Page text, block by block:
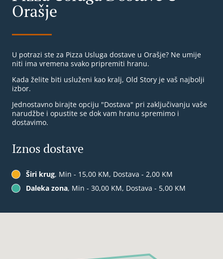
Orašje
U potrazi ste za Pizza Usluga dostave u Orašje? Ne umije
niti ima vremena svako pripremiti hranu.
Kada želite biti usluženi kao kralj, Old Story je vaš najbolji
izbor.
Jednostavno birajte opciju "Dostava" pri zaključivanju vaše
narudžbe i opustite se dok vam hranu spremimo i
dostavimo.
Iznos dostave
Širi krug, Min - 15,00 KM, Dostava - 2,00 KM
Daleka zona, Min - 30,00 KM, Dostava - 5,00 KM